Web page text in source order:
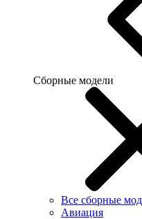
Сборные модели
Все сборные
Авиация